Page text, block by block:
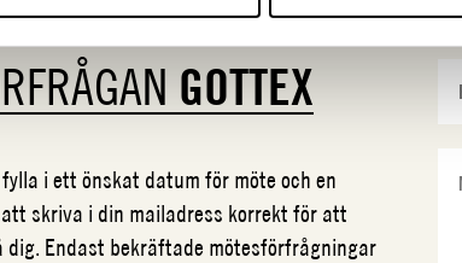
GOTTEX
i ett önskat datum för möte och en
skriva i din mailadress korrekt för att
dig. Endast bekräftade mötesförfrågningar